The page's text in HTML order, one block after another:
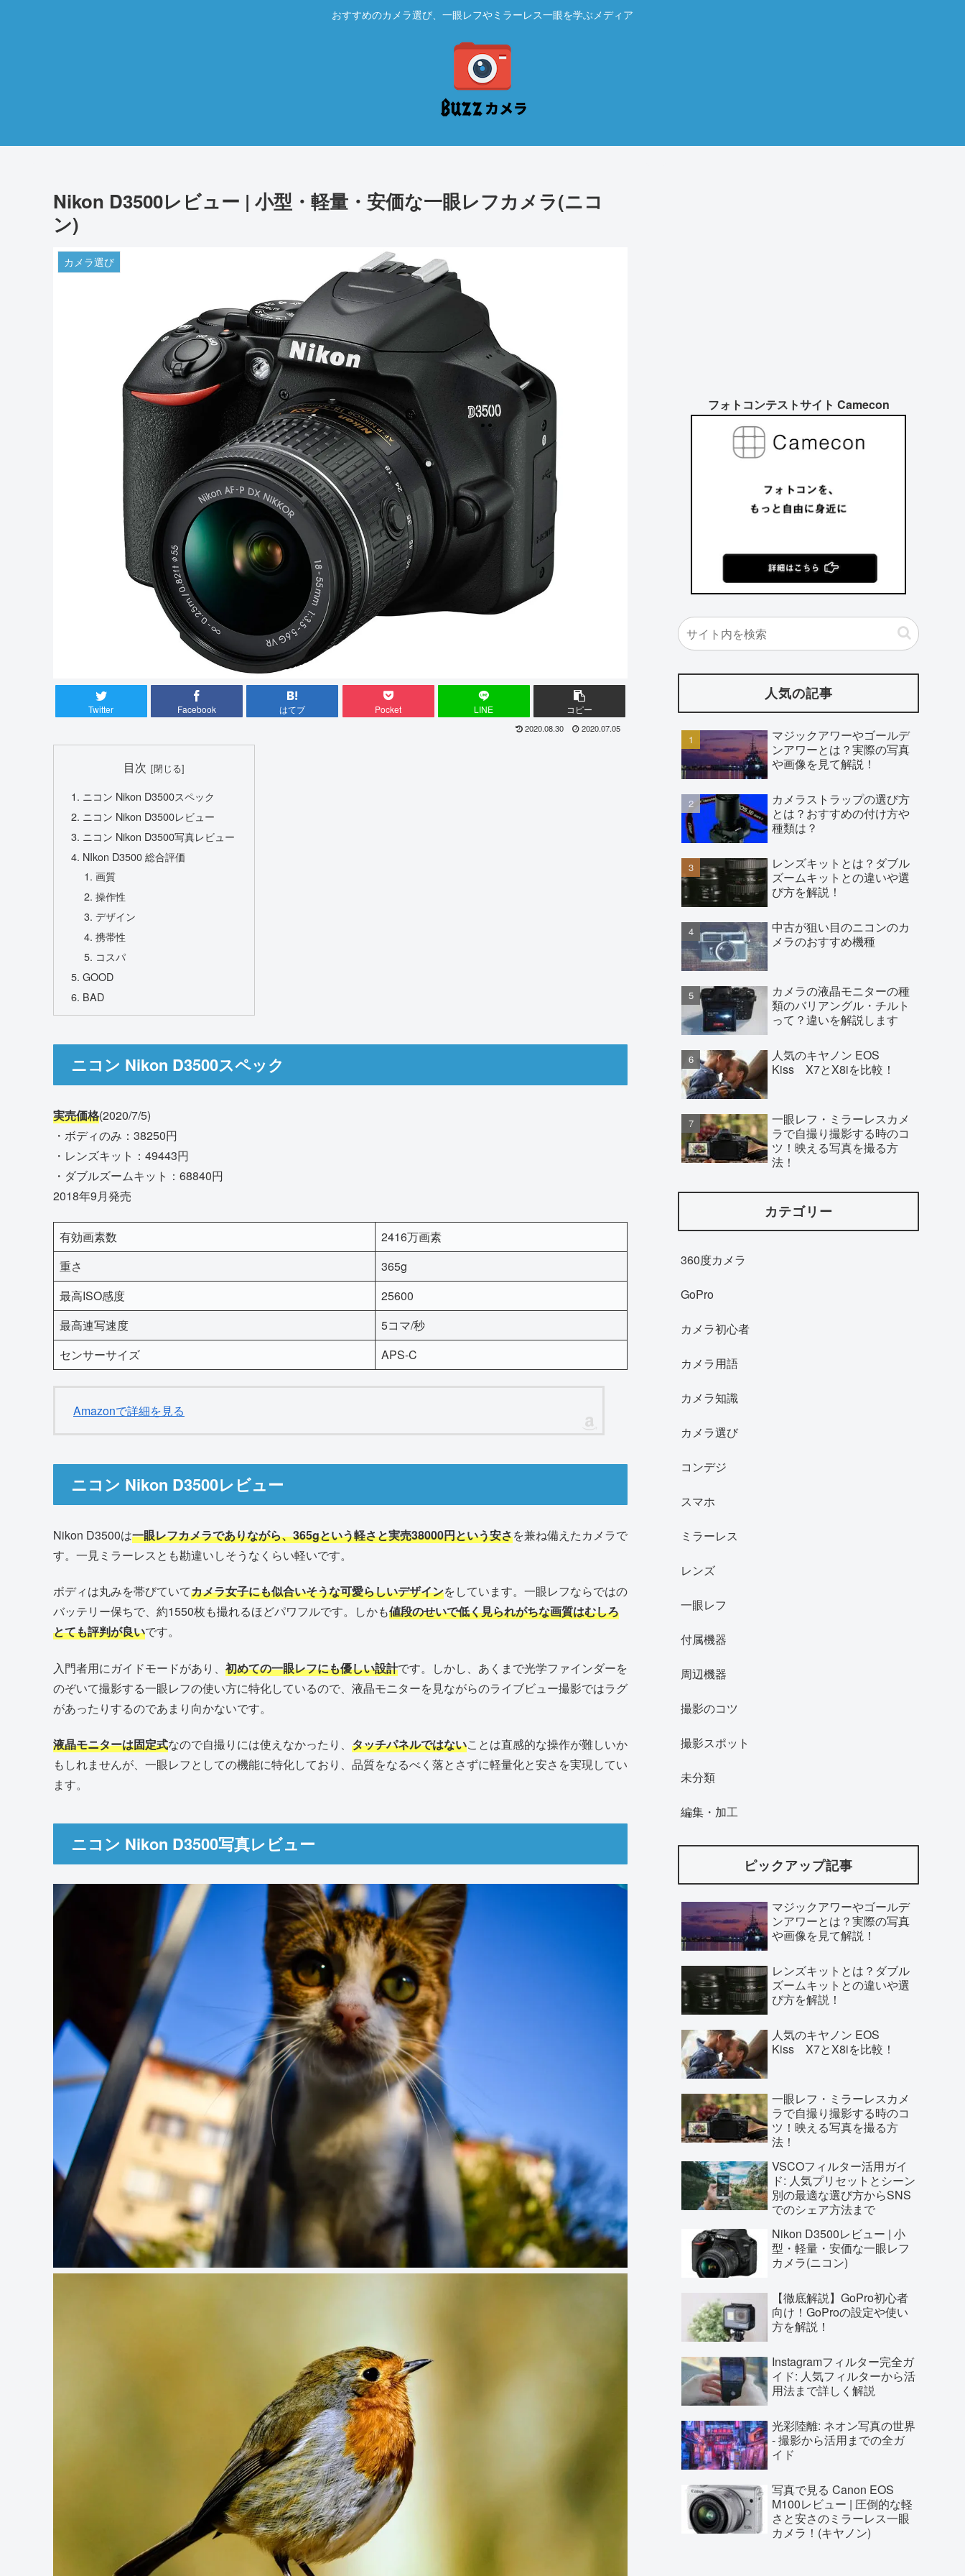
おすすめのカメラ選び、一眼レフやミラーレス一眼を学ぶメディア
Nikon D3500レビュー | 小型・軽量・安価な一眼レフカメラ(ニコ
ン)
カメラ選び
Twitter Facebook はてブ Pocket LINE コピー
2020.08.30 2020.07.05
目次
ニコン Nikon D3500スペック
ニコン Nikon D3500レビュー
ニコン Nikon D3500写真レビュー
NIkon D3500 総合評価
画質
操作性
デザイン
携帯性
コスパ
GOOD
BAD
ニコン Nikon D3500スペック
実売価格(2020/7/5)
・ボディのみ：38250円
・レンズキット：49443円
・ダブルズームキット：68840円
2018年9月発売
有効画素数
2416万画素
重さ
365g
最高ISO感度
25600
最高連写速度
5コマ/秒
センサーサイズ
APS-C
Amazonで詳細を見る
ニコン Nikon D3500レビュー
Nikon D3500は一眼レフカメラでありながら、365gという軽さと実売38000円という安さを兼ね備えたカメラで
す。一見ミラーレスとも勘違いしそうなくらい軽いです。
ボディは丸みを帯びていてカメラ女子にも似合いそうな可愛らしいデザインをしています。一眼レフならではの
バッテリー保ちで、約1550枚も撮れるほどパワフルです。しかも値段のせいで低く見られがちな画質はむしろ
とても評判が良いです。
入門者用にガイドモードがあり、 初めての一眼レフにも優しい設計です。しかし、あくまで光学ファインダーを
のぞいて撮影する一眼レフの使い方に特化しているので、液晶モニターを見ながらのライブビュー撮影ではラグ
があったりするのであまり向かないです。
液晶モニターは固定式なので自撮りには使えなかったり、 タッチパネルではないことは直感的な操作が難しいか
もしれませんが、一眼レフとしての機能に特化しており、品質をなるべく落とさずに軽量化と安さを実現してい
ます。
ニコン Nikon D3500写真レビュー
フォトコンテストサイト Camecon
人気の記事
マジックアワーやゴールデ
ンアワーとは？実際の写真
や画像を見て解説！
カメラストラップの選び方
とは？おすすめの付け方や
種類は？
レンズキットとは？ダブル
ズームキットとの違いや選
び方を解説！
中古が狙い目のニコンのカ
メラのおすすめ機種
カメラの液晶モニターの種
類のバリアングル・チルト
って？違いを解説します
人気のキヤノン EOS
Kiss X7とX8iを比較！
一眼レフ・ミラーレスカメ
ラで自撮り撮影する時のコ
ツ！映える写真を撮る方
法！
カテゴリー
360度カメラ
GoPro
カメラ初心者
カメラ用語
カメラ知識
カメラ選び
コンデジ
スマホ
ミラーレス
レンズ
一眼レフ
付属機器
周辺機器
撮影のコツ
撮影スポット
未分類
編集・加工
ピックアップ記事
マジックアワーやゴールデ
ンアワーとは？実際の写真
や画像を見て解説！
レンズキットとは？ダブル
ズームキットとの違いや選
び方を解説！
人気のキヤノン EOS
Kiss X7とX8iを比較！
一眼レフ・ミラーレスカメ
ラで自撮り撮影する時のコ
ツ！映える写真を撮る方
法！
VSCOフィルター活用ガイ
ド: 人気プリセットとシーン
別の最適な選び方からSNS
でのシェア方法まで
Nikon D3500レビュー | 小
型・軽量・安価な一眼レフ
カメラ(ニコン)
【徹底解説】GoPro初心者
向け！GoProの設定や使い
方を解説！
Instagramフィルター完全ガ
イド: 人気フィルターから活
用法まで詳しく解説
光彩陸離: ネオン写真の世界
- 撮影から活用までの全ガ
イド
写真で見る Canon EOS
M100レビュー | 圧倒的な軽
さと安さのミラーレス一眼
カメラ！(キヤノン)